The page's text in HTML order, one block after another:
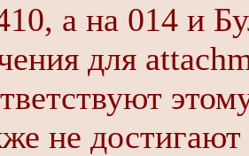
а на 014 и
для
не